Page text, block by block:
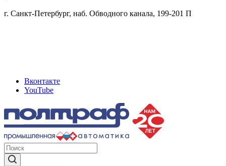
г. Санкт-Петербург, наб. Обводного канала, 199-201 П
Вконтакте
YouTube